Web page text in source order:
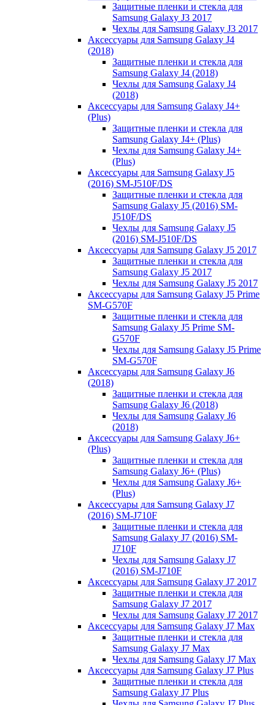
Защитные пленки и стекла для
Samsung Galaxy J3 2017
Чехлы для Samsung Galaxy J3 2017
Аксессуары для Samsung Galaxy J4
(2018)
Защитные пленки и стекла для
Samsung Galaxy J4 (2018)
Чехлы для Samsung Galaxy J4
(2018)
Аксессуары для Samsung Galaxy J4+
(Plus)
Защитные пленки и стекла для
Samsung Galaxy J4+ (Plus)
Чехлы для Samsung Galaxy J4+
(Plus)
Аксессуары для Samsung Galaxy J5
(2016) SM-J510F/DS
Защитные пленки и стекла для
Samsung Galaxy J5 (2016) SM-
J510F/DS
Чехлы для Samsung Galaxy J5
(2016) SM-J510F/DS
Аксессуары для Samsung Galaxy J5 2017
Защитные пленки и стекла для
Samsung Galaxy J5 2017
Чехлы для Samsung Galaxy J5 2017
Аксессуары для Samsung Galaxy J5 Prime
SM-G570F
Защитные пленки и стекла для
Samsung Galaxy J5 Prime SM-
G570F
Чехлы для Samsung Galaxy J5 Prime
SM-G570F
Аксессуары для Samsung Galaxy J6
(2018)
Защитные пленки и стекла для
Samsung Galaxy J6 (2018)
Чехлы для Samsung Galaxy J6
(2018)
Аксессуары для Samsung Galaxy J6+
(Plus)
Защитные пленки и стекла для
Samsung Galaxy J6+ (Plus)
Чехлы для Samsung Galaxy J6+
(Plus)
Аксессуары для Samsung Galaxy J7
(2016) SM-J710F
Защитные пленки и стекла для
Samsung Galaxy J7 (2016) SM-
J710F
Чехлы для Samsung Galaxy J7
(2016) SM-J710F
Аксессуары для Samsung Galaxy J7 2017
Защитные пленки и стекла для
Samsung Galaxy J7 2017
Чехлы для Samsung Galaxy J7 2017
Аксессуары для Samsung Galaxy J7 Max
Защитные пленки и стекла для
Samsung Galaxy J7 Max
Чехлы для Samsung Galaxy J7 Max
Аксессуары для Samsung Galaxy J7 Plus
Защитные пленки и стекла для
Samsung Galaxy J7 Plus